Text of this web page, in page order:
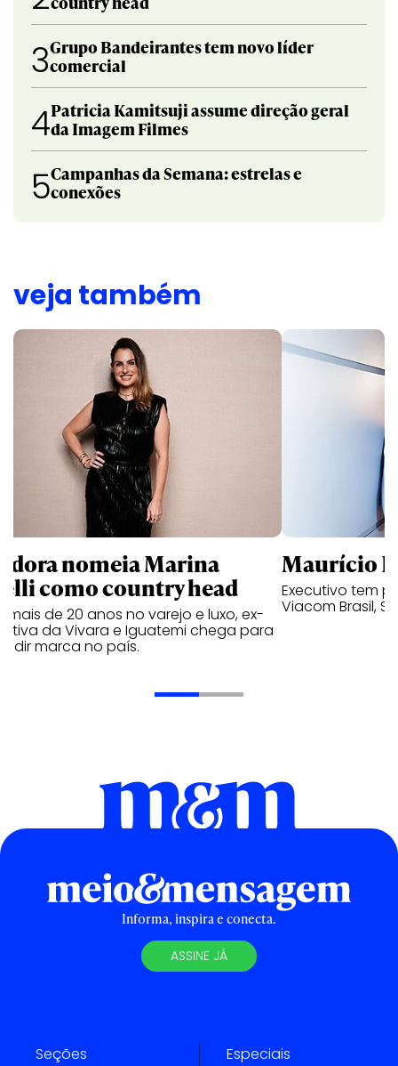
3Grupo Bandeirantes tem novo líder
comercial
4Patricia Kamitsuji assume direção geral
da Imagem Filmes
5Campanhas da Semana: estrelas e
conexões
veja também
nomeia Marina
como country head
mais de 20 anos no varejo e luxo, ex-
da Vivara e Iguatemi chega para
marca no país.
Maurício
Executivo tem
Viacom Brasil,
Informa, inspira e conecta.
ASSINE JÁ
Seções Especiais